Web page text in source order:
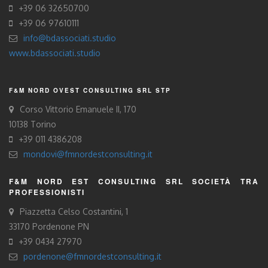
+39 06 32650700
+39 06 97610111
info@bdassociati.studio
www.bdassociati.studio
F&M NORD OVEST CONSULTING SRL STP
Corso Vittorio Emanuele II, 170
10138 Torino
+39 011 4386208
mondovi@fmnordestconsulting.it
F&M NORD EST CONSULTING SRL SOCIETÀ TRA
PROFESSIONISTI
Piazzetta Celso Costantini, 1
33170 Pordenone PN
+39 0434 27970
pordenone@fmnordestconsulting.it